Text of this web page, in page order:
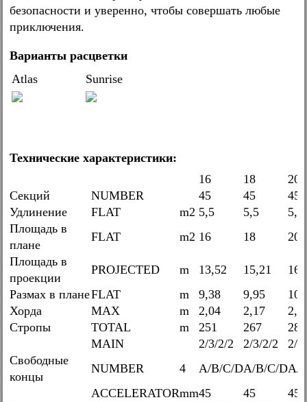
безопасности и уверенно, чтобы совершать любые
приключения.
Варианты расцветки
Atlas
Sunrise
Технические характеристики:
16
18
20
Секций
NUMBER 45 45
45
Удлинение
FLAT m2 5,5 5,5
5,5
Площадь в
плане
FLAT m2 16 18
20
Площадь в
проекции
PROJECTED m 13,52 15,21
Размах в планеFLAT m 9,38 9,95
Хорда
MAX m 2,04 2,17
Стропы
TOTAL m 251 267
282
MAIN
2/3/2/2 2/3/2/2
2/
Свободные
концы
NUMBER 4 A/B/C/DA/B/C/DA/
ACCELERATORmm45 45
45